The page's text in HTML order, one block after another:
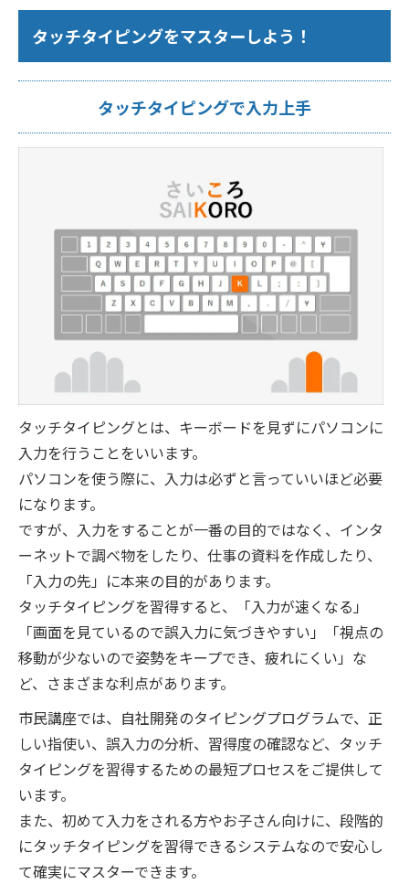
タッチタイピングをマスターしよう！
タッチタイピングで入力上手
タッチタイピングとは、キーボードを見ずにパソコンに
入力を行うことをいいます。
パソコンを使う際に、入力は必ずと言っていいほど必要
になります。
ですが、入力をすることが一番の目的ではなく、インタ
ーネットで調べ物をしたり、仕事の資料を作成したり、
「入力の先」に本来の目的があります。
タッチタイピングを習得すると、「入力が速くなる」
「画面を見ているので誤入力に気づきやすい」「視点の
移動が少ないので姿勢をキープでき、疲れにくい」な
ど、さまざまな利点があります。
市民講座では、自社開発のタイピングプログラムで、正
しい指使い、誤入力の分析、習得度の確認など、タッチ
タイピングを習得するための最短プロセスをご提供して
います。
また、初めて入力をされる方やお子さん向けに、段階的
にタッチタイピングを習得できるシステムなので安心し
て確実にマスターできます。